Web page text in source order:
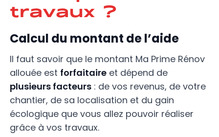
travaux ?
Calcul du montant de l’aide
Il faut savoir que le montant Ma Prime Rénov
allouée est forfaitaire et dépend de
plusieurs facteurs : de vos revenus, de votre
chantier, de sa localisation et du gain
écologique que vous allez pouvoir réaliser
grâce à vos travaux.